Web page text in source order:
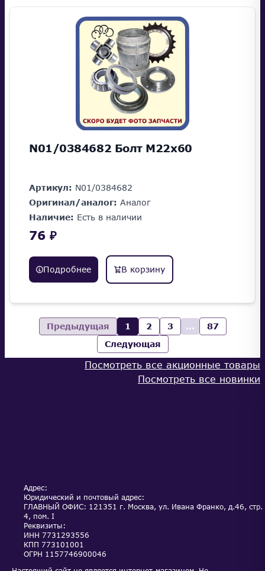
N01/0384682 Болт M22x60
Артикул: N01/0384682
Оригинал/аналог: Аналог
Наличие: Есть в наличии
76 ₽
Подробнее В корзину
Предыдущая 1 2 3 ...
87
Следующая
Посмотреть все акционные товары
Посмотреть все новинки
Адрес:
Юридический и почтовый адрес:
ГЛАВНЫЙ ОФИС: 121351 г. Москва, ул. Ивана Франко, д.46, стр.
4, пом. I
Реквизиты:
ИНН 7731293556
КПП 773101001
ОГРН 1157746900046